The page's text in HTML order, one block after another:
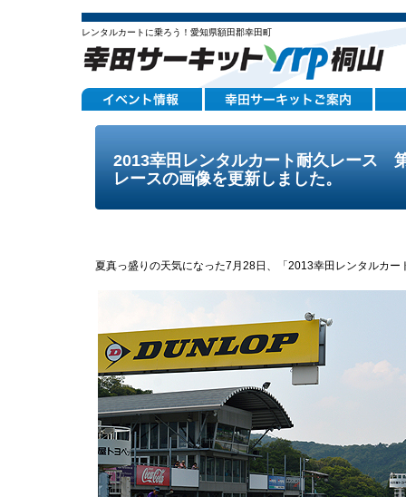
レンタルカートに乗ろう！愛知県額田郡幸田町
2013幸田レンタルカート耐久レース
レースの画像を更新しました。
夏真っ盛りの天気になった7月28日、「2013幸田レンタルカ